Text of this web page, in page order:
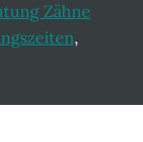
Zähne
,